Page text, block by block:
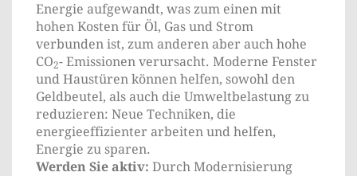
Energie aufgewandt, was zum einen mit
hohen Kosten für Öl, Gas und Strom
verbunden ist, zum anderen aber auch hohe
CO2- Emissionen verursacht. Moderne Fenster
und Haustüren können helfen, sowohl den
Geldbeutel, als auch die Umweltbelastung zu
reduzieren: Neue Techniken, die
energieeffizienter arbeiten und helfen,
Energie zu sparen.
Werden Sie aktiv: Durch Modernisierung